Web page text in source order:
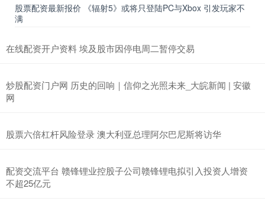
股票配资最新报价 《辐射5》或将只登陆PC与Xbox 引发玩家不
满
在线配资开户资料 埃及股市因停电周二暂停交易
炒股配资门户网 历史的回响｜信仰之光照未来_大皖新闻 | 安徽
网
股票六倍杠杆风险登录 澳大利亚总理阿尔巴尼斯将访华
配资交流平台 赣锋锂业控股子公司赣锋锂电拟引入投资人增资
不超25亿元